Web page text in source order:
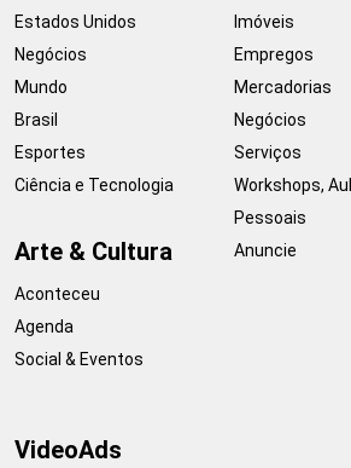
Estados Unidos
Negócios
Mundo
Brasil
Esportes
Ciência e Tecnologia
Arte & Cultura
Aconteceu
Agenda
Social & Eventos
Imóveis
Empregos
Mercadorias
Negócios
Serviços
Workshops,
Pessoais
Anuncie
VideoAds